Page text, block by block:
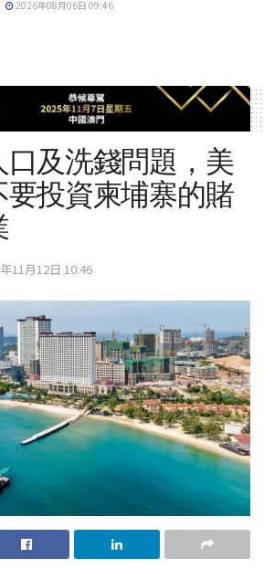
2026年08月06日 09:46
及洗錢問題，美
投資柬埔寨的賭
11月12日 10:46